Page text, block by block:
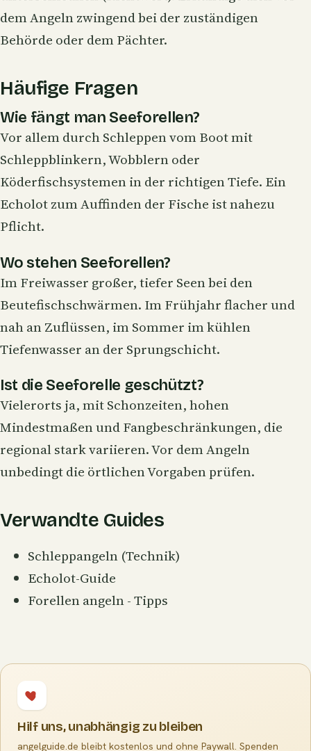
dem Angeln zwingend bei der zuständigen
Behörde oder dem Pächter.
Häufige Fragen
Wie fängt man Seeforellen?
Vor allem durch Schleppen vom Boot mit
Schleppblinkern, Wobblern oder
Köderfischsystemen in der richtigen Tiefe. Ein
Echolot zum Auffinden der Fische ist nahezu
Pflicht.
Wo stehen Seeforellen?
Im Freiwasser großer, tiefer Seen bei den
Beutefischschwärmen. Im Frühjahr flacher und
nah an Zuflüssen, im Sommer im kühlen
Tiefenwasser an der Sprungschicht.
Ist die Seeforelle geschützt?
Vielerorts ja, mit Schonzeiten, hohen
Mindestmaßen und Fangbeschränkungen, die
regional stark variieren. Vor dem Angeln
unbedingt die örtlichen Vorgaben prüfen.
Verwandte Guides
Schleppangeln (Technik)
Echolot-Guide
Forellen angeln - Tipps
Hilf uns, unabhängig zu bleiben
angelguide.de bleibt kostenlos und ohne Paywall. Spenden